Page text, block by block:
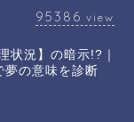
95386 view
状況】の暗示!?｜
夢の意味を診断